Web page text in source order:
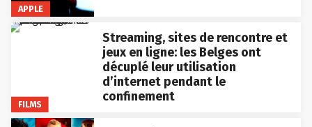
APPLE
FILMS
Streaming, sites de rencontre et
jeux en ligne: les Belges ont
décuplé leur utilisation
d’internet pendant le
confinement